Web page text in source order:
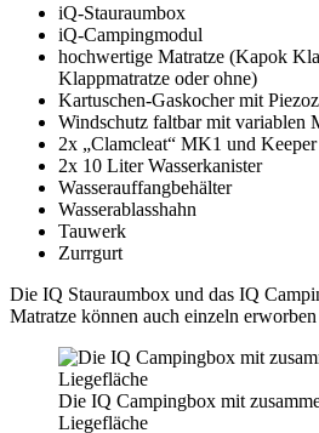
iQ-Stauraumbox
iQ-Campingmodul
hochwertige Matratze (Kapok
Klappmatratze oder ohne)
Kartuschen-Gaskocher mit
Windschutz faltbar mit variablen
2x „Clamcleat“ MK1 und
2x 10 Liter Wasserkanister
Wasserauffangbehälter
Wasserablasshahn
Tauwerk
Zurrgurt
Die IQ Stauraumbox und das IQ
Matratze können auch einzeln
Die IQ Campingbox mit
Liegefläche